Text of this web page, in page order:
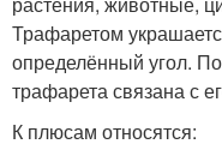
Трафаретом
определённый угол.
трафарета связана с
К плюсам относятся: